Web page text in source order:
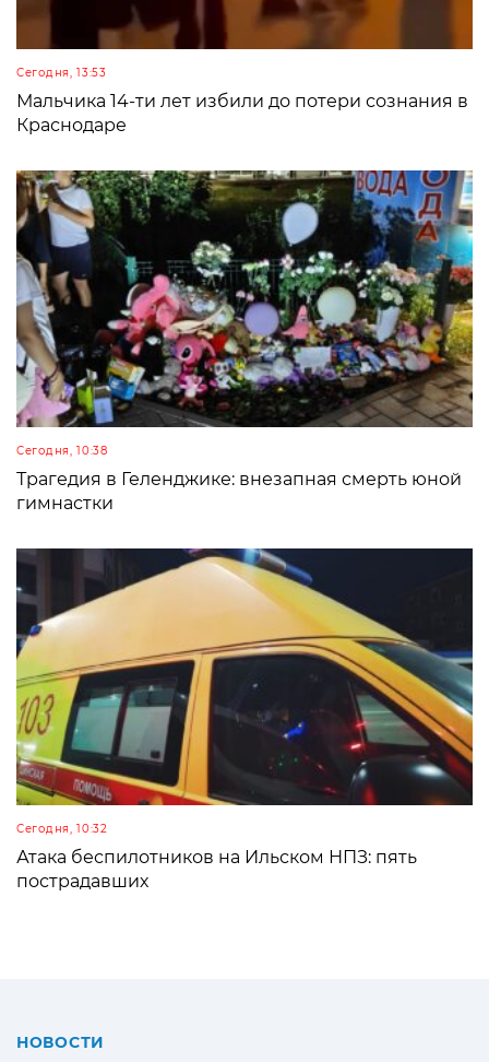
Сегодня, 13:53
Мальчика 14-ти лет избили до потери сознания в
Краснодаре
Сегодня, 10:38
Трагедия в Геленджике: внезапная смерть юной
гимнастки
Сегодня, 10:32
Атака беспилотников на Ильском НПЗ: пять
пострадавших
НОВОСТИ